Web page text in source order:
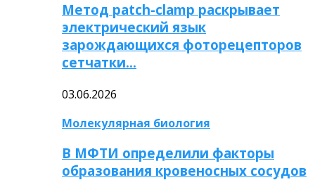
Метод patch-clamp раскрывает
электрический язык
зарождающихся фоторецепторов
сетчатки…
03.06.2026
Молекулярная биология
В МФТИ определили факторы
образования кровеносных сосудов